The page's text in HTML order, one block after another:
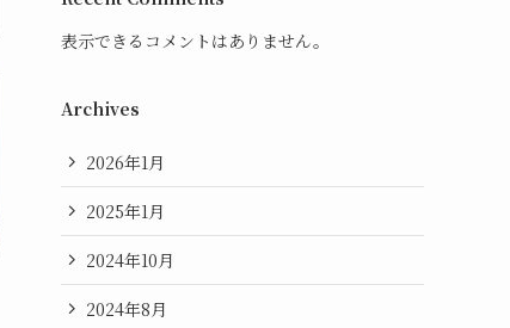
表示できるコメントはありません。
Archives
2026年1月
2025年1月
2024年10月
2024年8月